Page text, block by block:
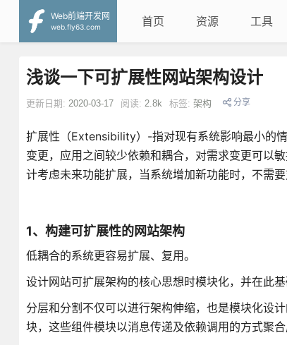
Web前端开发网
web.fly63.com
首页 资源 工具
浅谈一下可扩展性网站架构设计
更新日期: 2020-03-17 阅读: 2.8k 标签: 架构 分享
扩展性（Extensibility）-指对现有系统影响最小的
变更，应用之间较少依赖和耦合，对需求变更可以
计考虑未来功能扩展，当系统增加新功能时，不需
1、构建可扩展性的网站架构
低耦合的系统更容易扩展、复用。
设计网站可扩展架构的核心思想时模块化，并在此
分层和分割不仅可以进行架构伸缩，也是模块化设
块，这些组件模块以消息传递及依赖调用的方式聚合